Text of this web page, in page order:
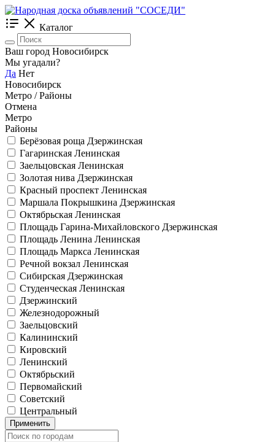
Каталог
Ваш город Новосибирск
Мы угадали?
Да Нет
Новосибирск
Метро / Районы
Отмена
Метро
Районы
Берёзовая роща Дзержинская
Гагаринская Ленинская
Заельцовская Ленинская
Золотая нива Дзержинская
Красный проспект Ленинская
Маршала Покрышкина Дзержинская
Октябрьская Ленинская
Площадь Гарина-Михайловского Дзержинская
Площадь Ленина Ленинская
Площадь Маркса Ленинская
Речной вокзал Ленинская
Сибирская Дзержинская
Студенческая Ленинская
Дзержинский
Железнодорожный
Заельцовский
Калининский
Кировский
Ленинский
Октябрьский
Первомайский
Советский
Центральный
Применить